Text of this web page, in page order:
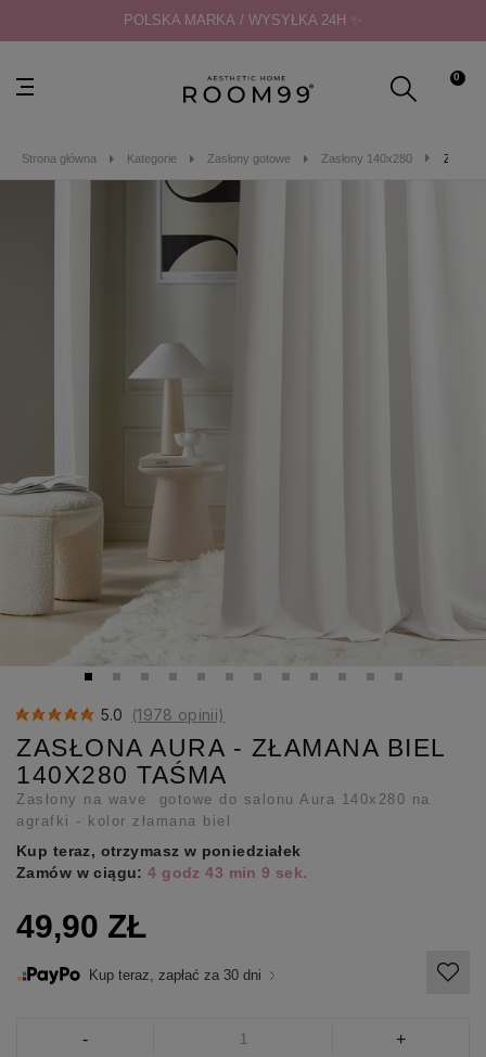
POLSKA MARKA / WYSYŁKA 24H ✨
0
Strona główna Kategorie Zasłony gotowe Zasłony 140x280
5.0 (1978 opinii)
ZASŁONA AURA - ZŁAMANA BIEL
140X280 TAŚMA
Zasłony na wave gotowe do salonu Aura 140x280 na
agrafki - kolor złamana biel
Kup teraz, otrzymasz w poniedziałek
Zamów w ciągu: 4 godz 43 min 7 sek.
49,90 ZŁ
Kup teraz, zapłać za 30 dni
- +